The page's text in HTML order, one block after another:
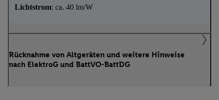
Lichtstrom: ca. 40 lm/W
Rücknahme von Altgeräten und weitere Hinweise
nach ElektroG und BattVO-BattDG